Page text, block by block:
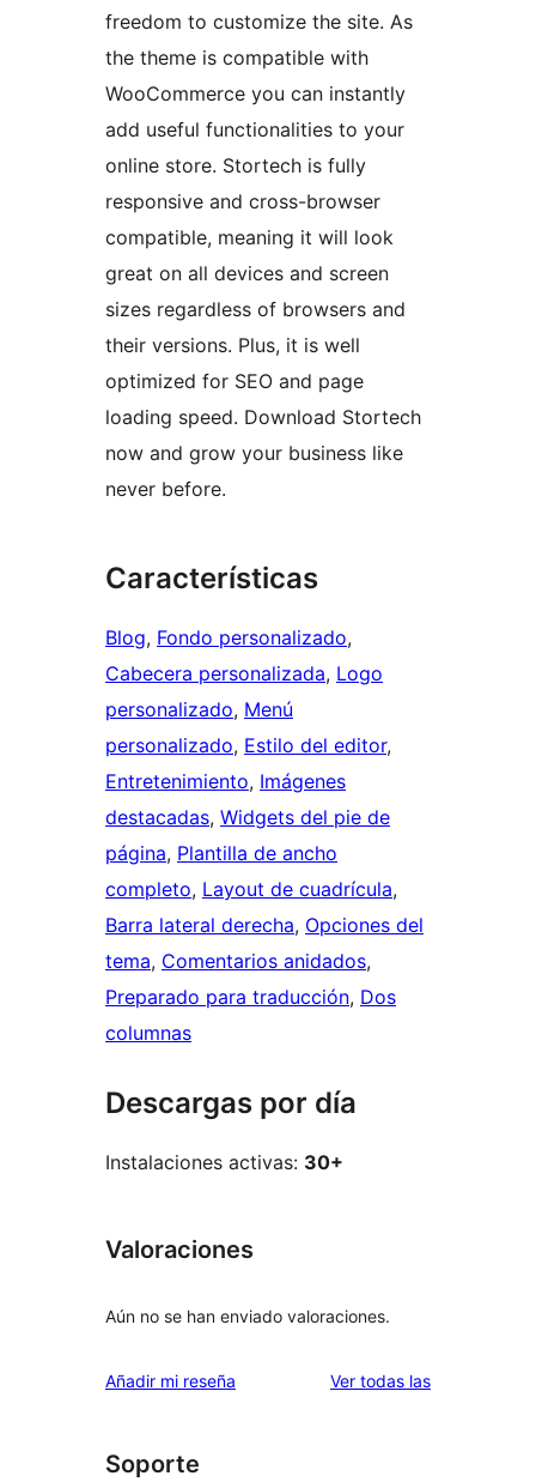
freedom to customize the site. As
the theme is compatible with
WooCommerce you can instantly
add useful functionalities to your
online store. Stortech is fully
responsive and cross-browser
compatible, meaning it will look
great on all devices and screen
sizes regardless of browsers and
their versions. Plus, it is well
optimized for SEO and page
loading speed. Download Stortech
now and grow your business like
never before.
Características
Blog, Fondo personalizado
Cabecera personalizada, Logo
personalizado, Menú
personalizado, Estilo del editor
Entretenimiento, Imágenes
destacadas, Widgets del pie de
página, Plantilla de ancho
completo, Layout de cuadrícula
Barra lateral derecha, Opciones del
tema, Comentarios anidados
Preparado para traducción, Dos
columnas
Descargas por día
Instalaciones activas: 30+
Valoraciones
Aún no se han enviado valoraciones.
Añadir mi reseña Ver todas lasvaloraciones
Soporte